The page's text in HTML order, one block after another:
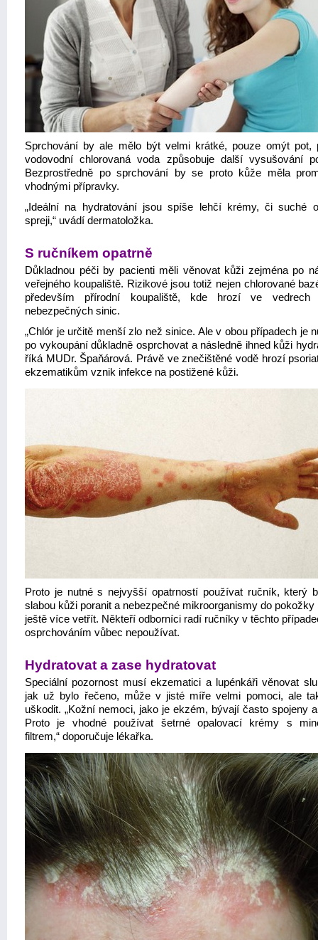
Sprchování by ale mělo být velmi krátké, pouze omýt pot,
vodovodní chlorovaná voda způsobuje další vysušování
Bezprostředně po sprchování by se proto kůže měla
vhodnými přípravky.
„Ideální na hydratování jsou spíše lehčí krémy, či suché
spreji,“ uvádí dermatoložka.
S ručníkem opatrně
Důkladnou péči by pacienti měli věnovat kůži zejména po
veřejného koupaliště. Rizikové jsou totiž nejen chlorované
především přírodní koupaliště, kde hrozí ve vedrech
nebezpečných sinic.
„Chlór je určitě menší zlo než sinice. Ale v obou případech je
po vykoupání důkladně osprchovat a následně ihned kůži
říká MUDr. Špaňárová. Právě ve znečištěné vodě hrozí
ekzematikům vznik infekce na postižené kůži.
Proto je nutné s nejvyšší opatrností používat ručník, který
slabou kůži poranit a nebezpečné mikroorganismy do pokožky
ještě více vetřít. Někteří odborníci radí ručníky v těchto
osprchováním vůbec nepoužívat.
Hydratovat a zase hydratovat
Speciální pozornost musí ekzematici a lupénkáři věnovat
jak už bylo řečeno, může v jisté míře velmi pomoci, ale
uškodit. „Kožní nemoci, jako je ekzém, bývají často spojeny
Proto je vhodné používat šetrné opalovací krémy s
filtrem,“ doporučuje lékařka.